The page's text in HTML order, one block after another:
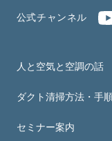
公式チャンネル
人と空気と空調の話
ダクト清掃方法・手
セミナー案内